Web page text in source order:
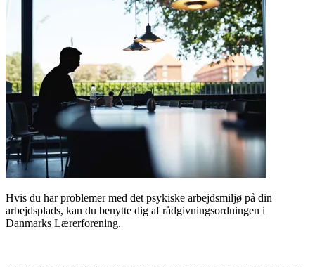
Hvis du har problemer med det psykiske arbejdsmiljø på din
arbejdsplads, kan du benytte dig af rådgivningsordningen i
Danmarks Lærerforening.